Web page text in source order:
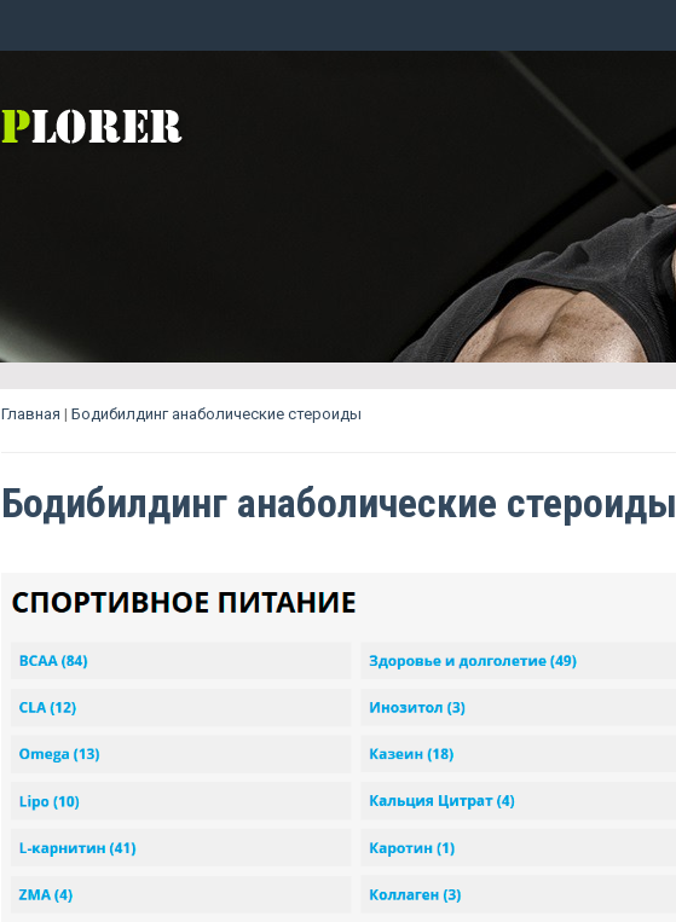
Главная | Бодибилдинг анаболические стероиды
Бодибилдинг анаболические стероиды